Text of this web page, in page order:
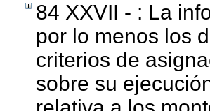
84 XXVII - : La
por lo menos los
criterios de
sobre su